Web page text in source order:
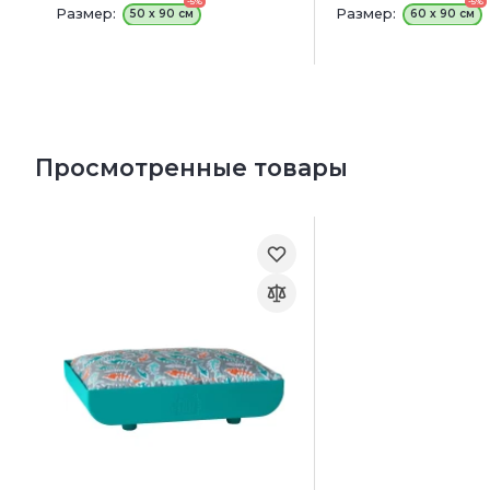
Размер: 50 х 90 см Размер: 60 х 90 см
Просмотренные товары